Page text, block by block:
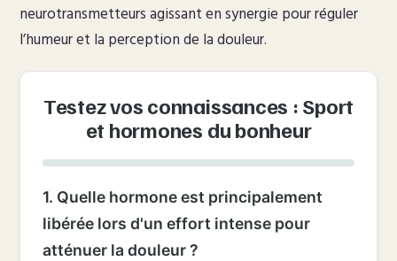
neurotransmetteurs agissant en synergie pour réguler
l’humeur et la perception de la douleur.
Testez vos connaissances : Sport
et hormones du bonheur
1. Quelle hormone est principalement
libérée lors d'un effort intense pour
atténuer la douleur ?